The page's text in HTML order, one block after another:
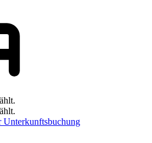
Unterkunftsbuchung